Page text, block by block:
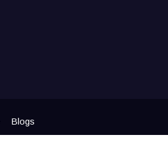
Blogs